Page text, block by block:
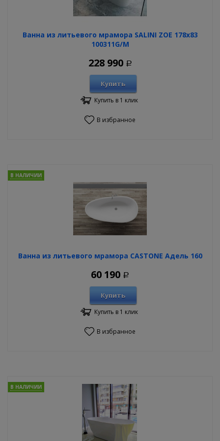
Ванна из литьевого мрамора SALINI ZOE 178х83
100311G/M
228 990 Р
Купить
Купить в 1 клик
В избранное
Ванна из литьевого мрамора CASTONE Адель 160
В НАЛИЧИИ
60 190 Р
Купить
Купить в 1 клик
В избранное
В НАЛИЧИИ